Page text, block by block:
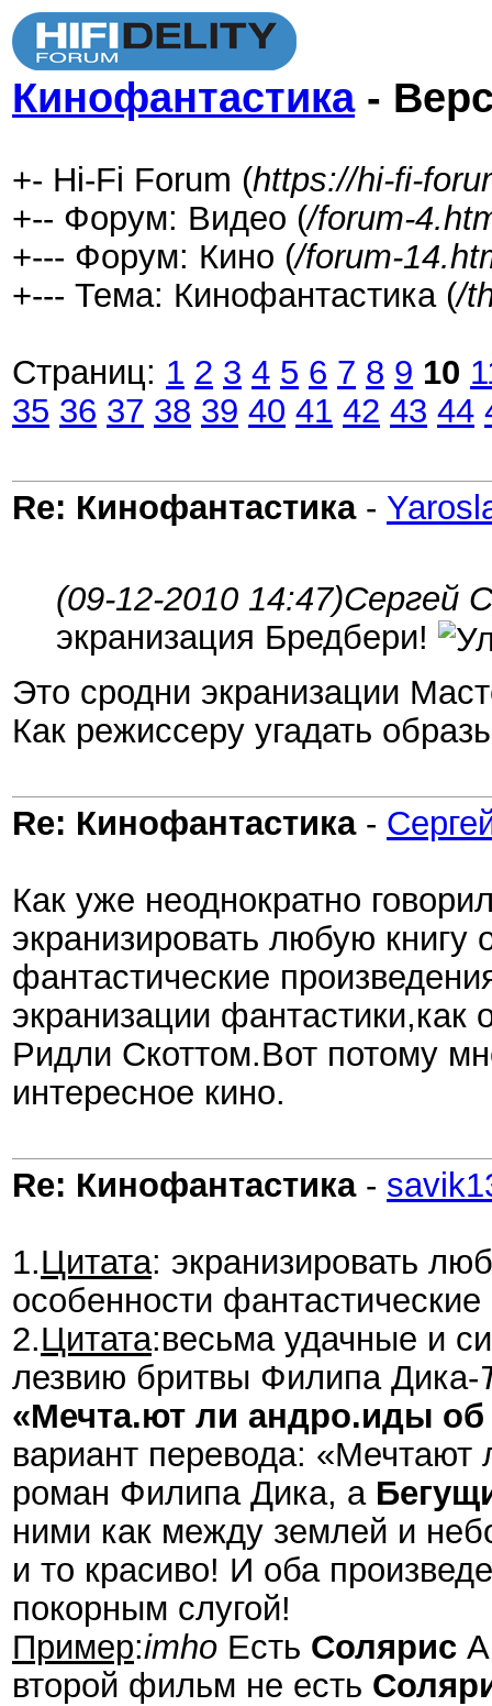
Кинофантастика-
+- Hi-Fi Forum (https://hi-fi-
+-- Форум: Видео (/forum-
+--- Форум: Кино (/forum-
+--- Тема: Кинофантастика (/
Страниц: 1 2 3 4 5 6 7 8 9 10
35 36 37 38 39 40 41 42 43 44
Re: Кинофантастика-
(09-12-2010 14:47)Сергей
экранизация Бредбери!
Это сродни экранизации
Как режиссеру угадать
Re: Кинофантастика-
Как уже неоднократно
экранизировать любую книгу
фантастические
экранизации
Ридли Скоттом.Вот потому
интересное кино.
Re: Кинофантастика-
1.Цитата: экранизировать
особенности
2.Цитата:весьма удачные и
лезвию бритвы Филипа Дика-
«Мечта.ют ли андро.иды об
вариант перевода: «Мечтают
роман Филипа Дика, а
ними как между землей и
и то красиво! И оба
покорным слугой!
Пример:imho Есть Солярис
второй фильм не есть